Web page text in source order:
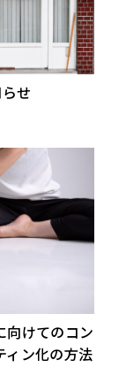
せ
向けてのコン
ィン化の方法